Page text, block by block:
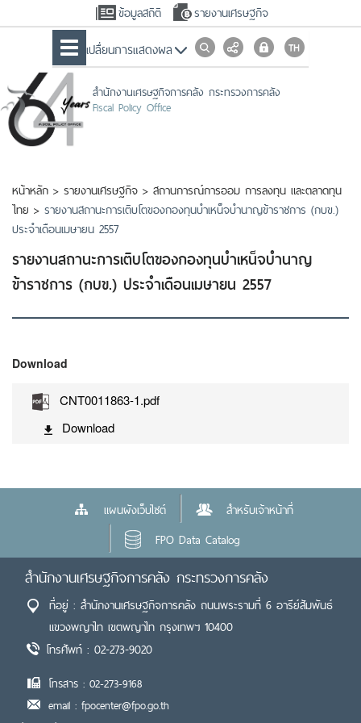
ข้อมูลสถิติ รายงานเศรษฐกิจ
เปลื่ยนการแสดงผล
สำนักงานเศรษฐกิจการคลัง กระทรวงการคลัง
Fiscal Policy Office
หน้าหลัก > รายงานเศรษฐกิจ > สถานการณ์การออม การลงทุน และตลาดทุน
ไทย > รายงานสถานะการเติบโตของกองทุนบำเหน็จบำนาญข้าราชการ (กบข.)
ประจำเดือนเมษายน 2557
รายงานสถานะการเติบโตของกองทุนบำเหน็จบำนาญ
ข้าราชการ (กบข.) ประจำเดือนเมษายน 2557
Download
CNT0011863-1.pdf
Download
แผนผังเว็บไซต์
สำหรับเจ้าหน้าที่
FPO Data Catalog
สำนักงานเศรษฐกิจการคลัง กระทรวงการคลัง
ที่อยู่ : สำนักงานเศรษฐกิจการคลัง ถนนพระรามที่ 6 อารีย์สัมพันธ์
แขวงพญาไท เขตพญาไท กรุงเทพฯ 10400
โทรศัพท์ : 02-273-9020
โทรสาร : 02-273-9168
email : fpocenter@fpo.go.th